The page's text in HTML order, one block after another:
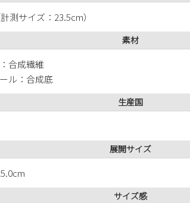
測サイズ：23.5cm）
素材
合成繊維
ル：合成底
生産国
展開サイズ
サイズ感